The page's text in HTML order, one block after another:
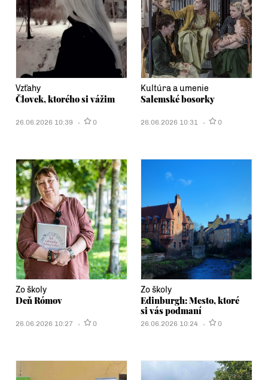
Vzťahy
Človek, ktorého si vážim
26.06.2026 10:39 0
Kultúra a umenie
Salemské bosorky
26.06.2026 10:31 0
Zo školy
Deň Rómov
26.06.2026 10:27 0
Zo školy
Edinburgh: Mesto, ktoré
si vás podmaní
26.06.2026 10:24 0